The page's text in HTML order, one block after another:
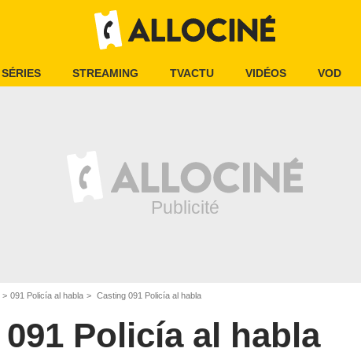
SÉRIES STREAMING TVACTU VIDÉOS VOD
091 Policía al habla Casting 091 Policía al habla
091 Policía al habla